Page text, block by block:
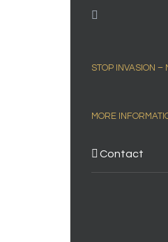
STOP INVASION –
MORE
Contact